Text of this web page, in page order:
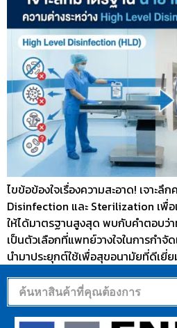
ไขข้อข้องใจเรื่องความสะอาด! เจาะลึ
Disinfection และ Sterilization เพื่อ
ให้ได้มาตรฐานสูงสุด พบกับคำตอบว่า
เป็นตัวเลือกที่แพทย์วางใจในการกำ
นำมาประยุกต์ใช้เพื่อสุขอนามัยที่ดีเยี่